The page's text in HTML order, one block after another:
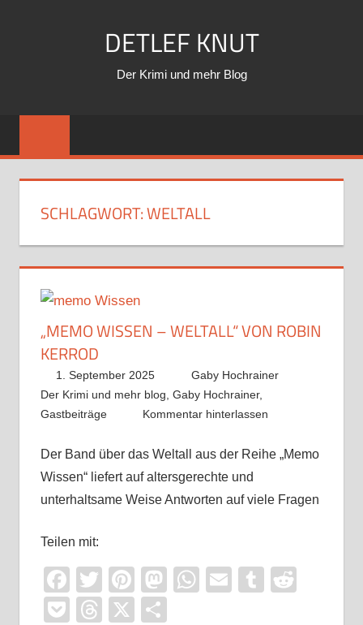
DETLEF KNUT
Der Krimi und mehr Blog
SCHLAGWORT:WELTALL
„MEMO WISSEN – WELTALL“ VON ROBIN
KERROD
1. September 2025
Gaby Hochrainer
Der Krimi und mehr blog Gaby Hochrainer,
Gastbeiträge
Kommentar hinterlassen
Der Band über das Weltall aus der Reihe „Memo
Wissen“ liefert auf altersgerechte und
unterhaltsame Weise Antworten auf viele Fragen
Teilen mit:
Facebook
TwitterPinterest
Mastodon
WhatsApp
EmailTumblr
PocketThreads
X